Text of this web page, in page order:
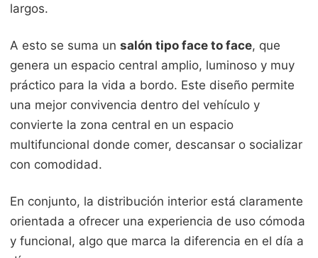
largos.
A esto se suma un salón tipo face to face, que
genera un espacio central amplio, luminoso y muy
práctico para la vida a bordo. Este diseño permite
una mejor convivencia dentro del vehículo y
convierte la zona central en un espacio
multifuncional donde comer, descansar o socializar
con comodidad.
En conjunto, la distribución interior está claramente
orientada a ofrecer una experiencia de uso cómoda
y funcional, algo que marca la diferencia en el día a